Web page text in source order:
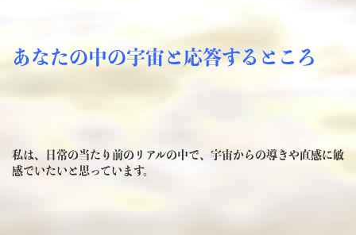
あなたの中の宇宙と応答するところ
私は、日常の当たり前のリアルの中で、宇宙からの導きや直感に敏
感でいたいと思っています。